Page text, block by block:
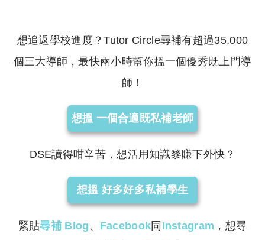
想追返學校進度？Tutor Circle尋補有超過35,000
個三大導師，最快兩小時幫你搵一個優秀既上門導
師！
想搵 一個合適既私補老師
DSE讀得咁辛苦，想活用知識黎賺下外快？
想搵 好多好多私補學生
緊貼尋補 Blog 、 Facebook同 Instagram ，想尋